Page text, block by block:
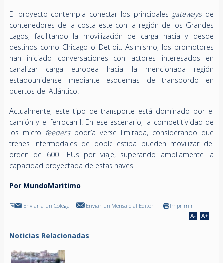
El proyecto contempla conectar los principales gatewaysde
contenedores de la costa este con la región de los Grandes
Lagos, facilitando la movilización de carga hacia y desde
destinos como Chicago o Detroit. Asimismo, los promotores
han iniciado conversaciones con actores interesados en
canalizar carga europea hacia la mencionada región
estadounidense mediante esquemas de transbordo en
puertos del Atlántico.
Actualmente, este tipo de transporte está dominado por el
camión y el ferrocarril. En ese escenario, la competitividad de
los micro feederspodría verse limitada, considerando que
trenes intermodales de doble estiba pueden movilizar del
orden de 600 TEUs por viaje, superando ampliamente la
capacidad proyectada de estas naves.
Por MundoMaritimo
Enviar a un Colega Enviar un Mensaje al Editor Imprimir
Noticias Relacionadas